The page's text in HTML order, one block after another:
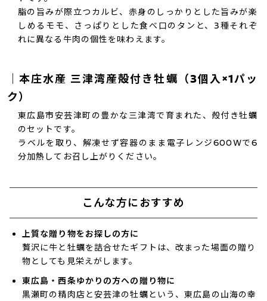
脂の旨みが際立つカルビ、赤身のしっかりとした旨みが楽
しめるモモ、さっぱりとした食べ口のタンと、3種それぞ
れに異なる牛肉の個性を味わえます。
｜本庄水産 三津湾産殻付き牡蠣（3個入×1パッ
ク）
東広島市安芸津町の豊かな三津湾で育まれた、殻付き牡蠣
のセットです。
ラベルを取り、解凍せず容器のまま電子レンジ600Wで6
分加熱してお召し上がりください。
こんな方におすすめ
上質な贈り物をお探しの方に
贅沢に牛と牡蠣を詰合せたギフトは、改まった場面の贈り
物としても見栄えがします。
東広島・西条ゆかりの方への贈り物に
黒瀬町の精肉店と安芸津の牡蠣という、東広島の山海の幸